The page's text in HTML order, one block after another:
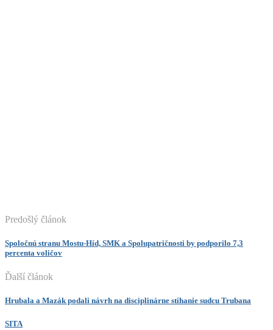
Predošlý článok
Spoločnú stranu Mostu-Híd, SMK a Spolupatričnosti by podporilo 7,3
percenta voličov
Ďalší článok
Hrubala a Mazák podali návrh na disciplinárne stíhanie sudcu Trubana
SITA